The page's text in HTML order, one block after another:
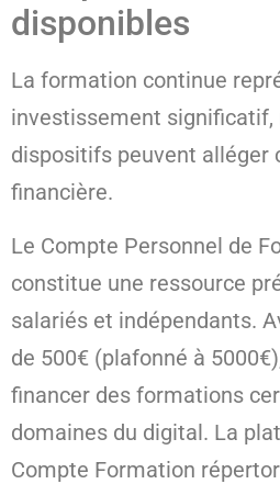
disponibles
La formation continue
investissement significatif,
dispositifs peuvent alléger
financière.
Le Compte Personnel de
constitue une ressource
salariés et indépendants.
de 500€ (plafonné à
financer des formations
domaines du digital. La
Compte Formation